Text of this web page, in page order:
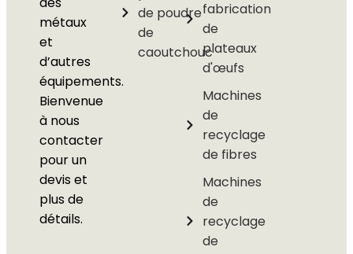
métaux
et
d’autres
équipements.
Bienvenue
à nous
contacter
pour un
devis et
plus de
détails.
de poudre
de
caoutchouc
fabrication
de
plateaux
d'œufs
Machines
de
recyclage
de fibres
Machines
de
recyclage
de